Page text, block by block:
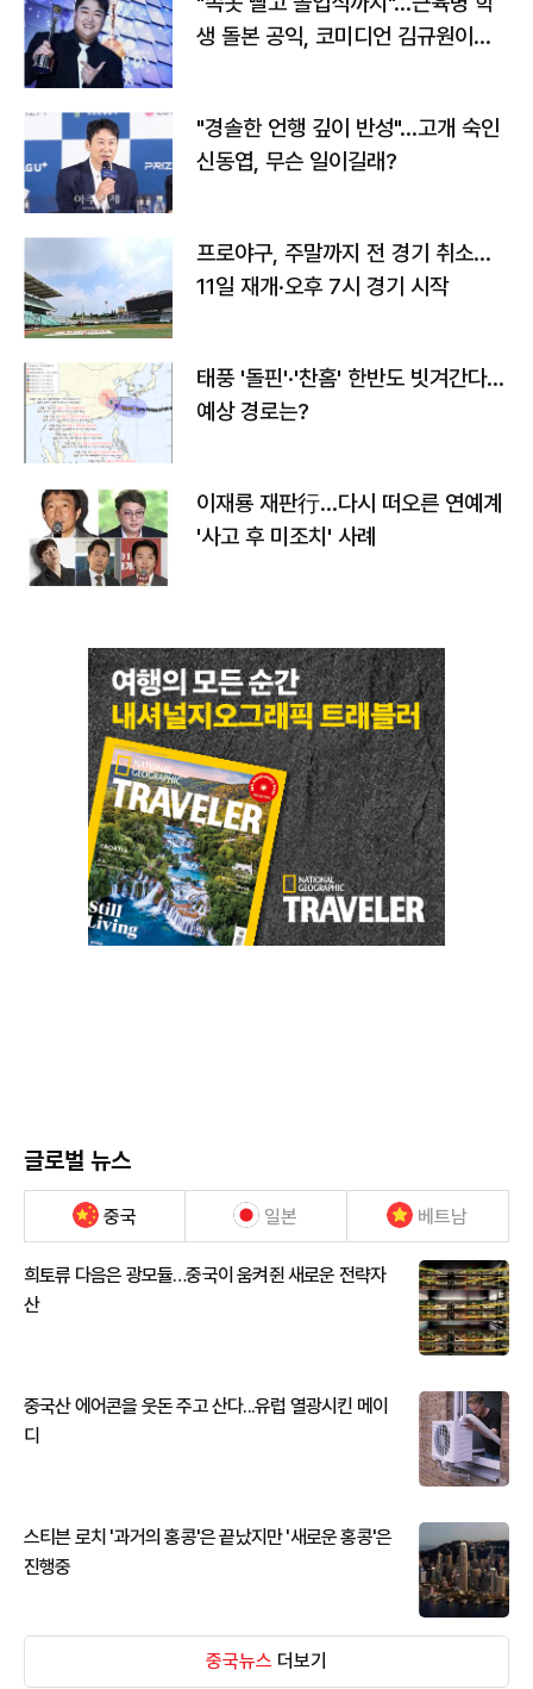
생 돌본 공익, 코미디언 김규원이었
"경솔한 언행 깊이 반성"…고개 숙인
신동엽, 무슨 일이길래?
프로야구, 주말까지 전 경기 취소…
11일 재개·오후 7시 경기 시작
태풍 '돌핀'·'찬홈' 한반도 빗겨간다…
예상 경로는?
이재룡 재판行…다시 떠오른 연예계
'사고 후 미조치' 사례
글로벌 뉴스
중국 일본 베트남
희토류 다음은 광모듈…중국이 움켜쥔 새로운 전략자
산
중국산 에어콘을 웃돈 주고 산다...유럽 열광시킨 메이
디
스티븐 로치 '과거의 홍콩'은 끝났지만 '새로운 홍콩'은
진행중
중국뉴스 더보기